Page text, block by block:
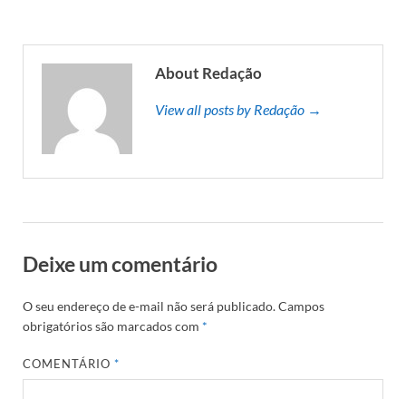
About Redação
View all posts by Redação →
Deixe um comentário
O seu endereço de e-mail não será publicado.Campos
obrigatórios são marcados com *
COMENTÁRIO*